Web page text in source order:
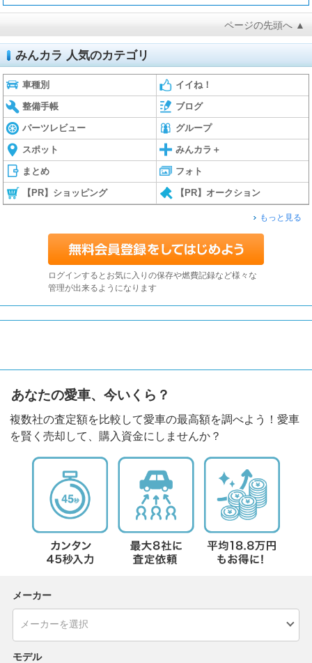
ページの先頭へ ▲
みんカラ 人気のカテゴリ
車種別 イイね！
整備手帳 ブログ
パーツレビュー グループ
スポット みんカラ＋
まとめ フォト
【PR】ショッピング 【PR】オークション
もっと見る
ログインするとお気に入りの保存や燃費記録など様々な
管理が出来るようになります
あなたの愛車、今いくら？
複数社の査定額を比較して愛車の最高額を調べよう！愛車
を賢く売却して、購入資金にしませんか？
メーカー
モデル